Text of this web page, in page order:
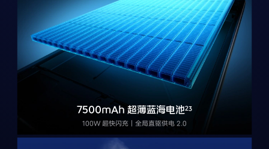
2
7500mAh 超薄蓝海电池23
100W 超快闪充｜全局直驱供电 2.0